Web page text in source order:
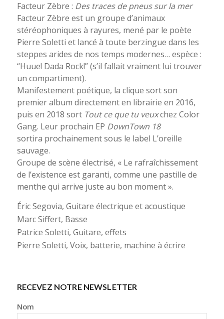
Facteur Zèbre : Des traces de pneus sur la mer
Facteur Zèbre est un groupe d’animaux
stéréophoniques à rayures, mené par le poète
Pierre Soletti et lancé à toute berzingue dans les
steppes arides de nos temps modernes… espèce :
“Huue! Dada Rock!” (s’il fallait vraiment lui trouver
un compartiment).
Manifestement poétique, la clique sort son
premier album directement en librairie en 2016,
puis en 2018 sort Tout ce que tu veuxchez Color
Gang. Leur prochain EP DownTown 18
sortira prochainement sous le label L’oreille
sauvage.
Groupe de scène électrisé, « Le rafraîchissement
de l’existence est garanti, comme une pastille de
menthe qui arrive juste au bon moment ».
Éric Segovia, Guitare électrique et acoustique
Marc Siffert, Basse
Patrice Soletti, Guitare, effets
Pierre Soletti, Voix, batterie, machine à écrire
RECEVEZ NOTRE NEWSLETTER
Nom